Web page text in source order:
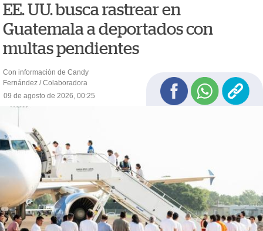
EE. UU. busca rastrear en
Guatemala a deportados con
multas pendientes
Con información de Candy
Fernández / Colaboradora
09 de agosto de 2026, 00:25